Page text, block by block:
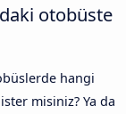
otobüste
hangi
misiniz? Ya da